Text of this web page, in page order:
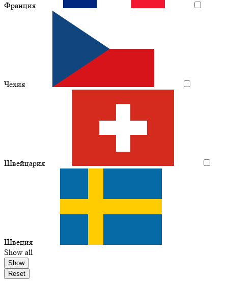
Франция
Чехия
Швейцария
Швеция
Show all
Show
Reset